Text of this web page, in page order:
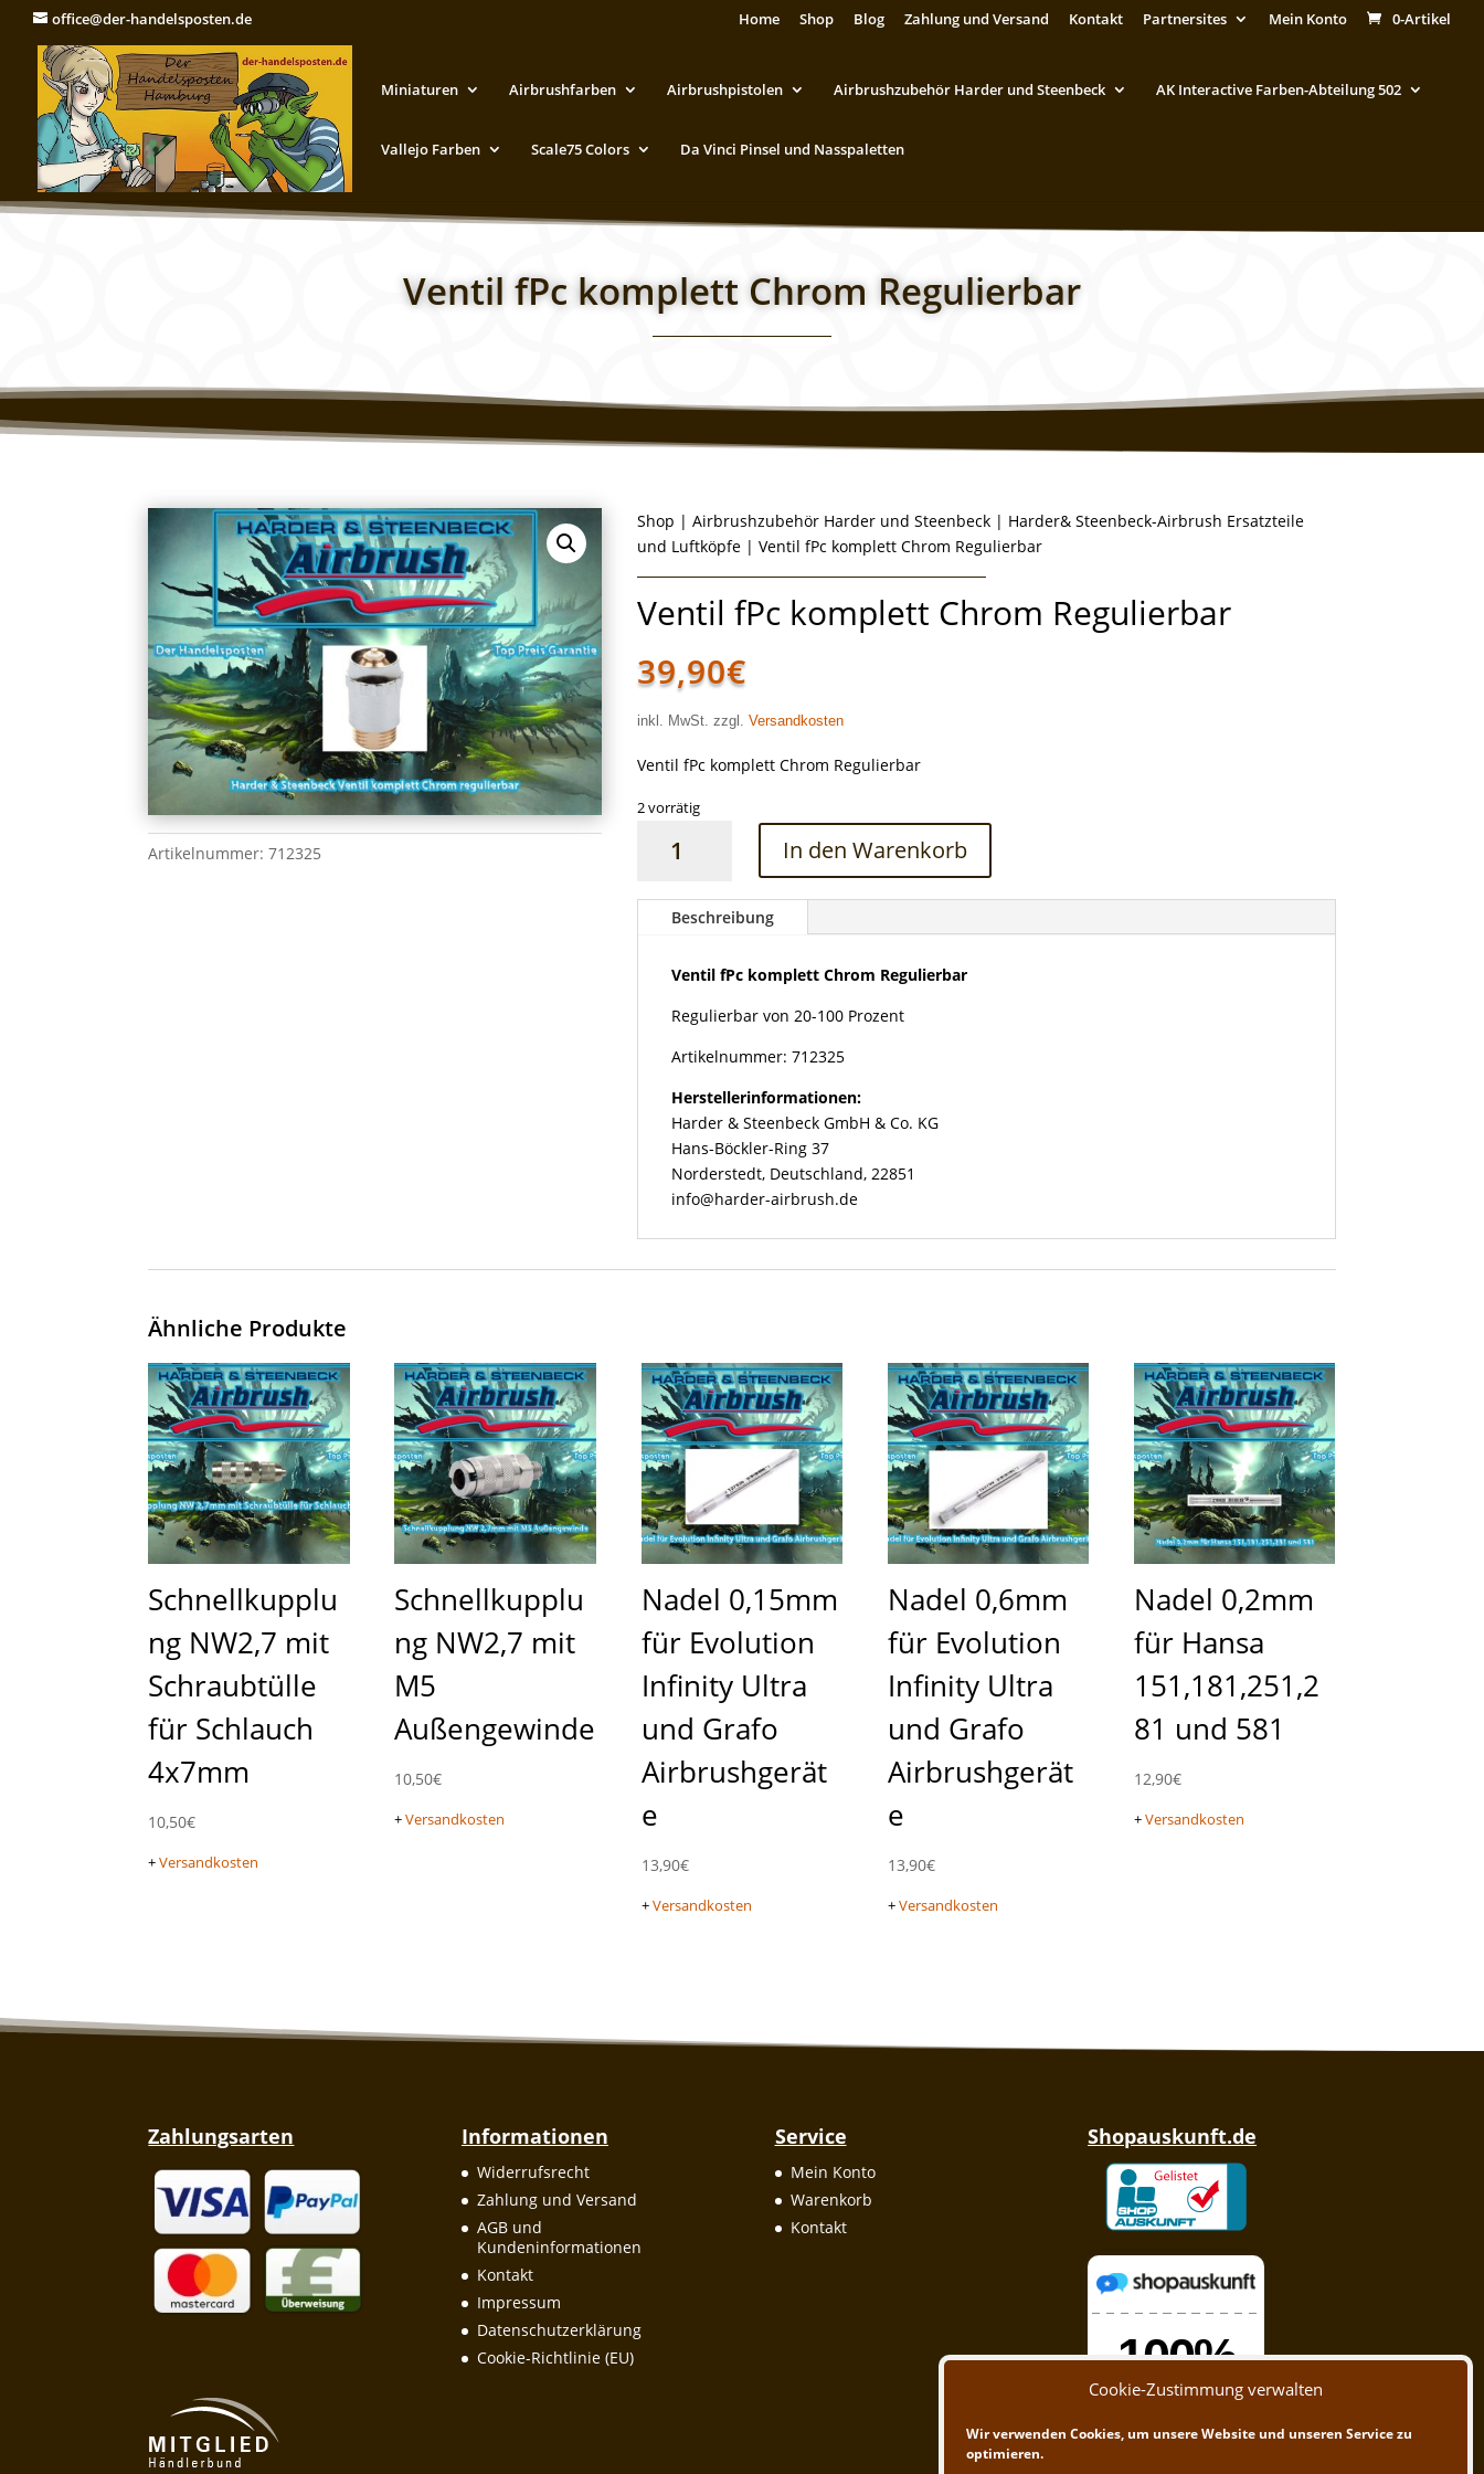
Cookie-Zustimmung verwalten
Wir verwenden Cookies, um unsere Website und unseren Service zu
optimieren.
office@der-handelsposten.de Home Shop Blog Zahlung und Versand Kontakt Partnersites Mein Konto 0-Artikel
Miniaturen Airbrushfarben Airbrushpistolen Airbrushzubehör Harder und Steenbeck AK Interactive Farben-Abteilung 502
Vallejo Farben Scale75 Colors Da Vinci Pinsel und Nasspaletten
Ventil fPc komplett Chrom Regulierbar
Artikelnummer:712325
Shop |Airbrushzubehör Harder und Steenbeck | Harder& Steenbeck-Airbrush Ersatzteile
und Luftköpfe | Ventil fPc komplett Chrom Regulierbar
Ventil fPc komplett Chrom Regulierbar
39,90€
inkl. MwSt. zzgl.Versandkosten
Ventil fPc komplett Chrom Regulierbar
2 vorrätig
Chrom
In den Warenkorb
Beschreibung
Ventil fPc komplett Chrom Regulierbar
Regulierbar von 20-100 Prozent
Artikelnummer: 712325
Herstellerinformationen:
Harder & Steenbeck GmbH & Co. KG
Hans-Böckler-Ring 37
Norderstedt, Deutschland, 22851
info@harder-airbrush.de
Ähnliche Produkte
Schnellkupplu
ng NW2,7 mit
Schraubtülle
für Schlauch
4x7mm
10,50€
+Versandkosten
Schnellkupplu
ng NW2,7 mit
M5
Außengewinde
10,50€
+Versandkosten
Nadel 0,15mm
für Evolution
Infinity Ultra
und Grafo
Airbrushgerät
e
13,90€
+Versandkosten
Nadel 0,6mm
für Evolution
Infinity Ultra
und Grafo
Airbrushgerät
e
13,90€
+Versandkosten
Nadel 0,2mm
für Hansa
151,181,251,2
81 und 581
12,90€
+Versandkosten
Zahlungsarten Informationen
Widerrufsrecht
Zahlung und Versand
AGB und
Kundeninformationen
Kontakt
Impressum
Datenschutzerklärung
Cookie-Richtlinie (EU)
Service
Mein Konto
Warenkorb
Kontakt
Shopauskunft.de